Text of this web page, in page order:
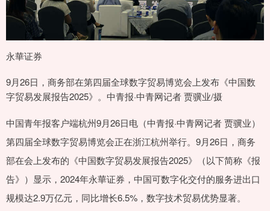
永華证券
9月26日，商务部在第四届全球数字贸易博览会上发布《中国数
字贸易发展报告2025》。中青报·中青网记者 贾骥业/摄
中国青年报客户端杭州9月26日电（中青报·中青网记者 贾骥业）
第四届全球数字贸易博览会正在浙江杭州举行。9月26日，商务
部在会上发布的《中国数字贸易发展报告2025》（以下简称《报
告》）显示，2024年永華证券，中国可数字化交付的服务进出口
规模达2.9万亿元，同比增长6.5%，数字技术贸易优势显著。